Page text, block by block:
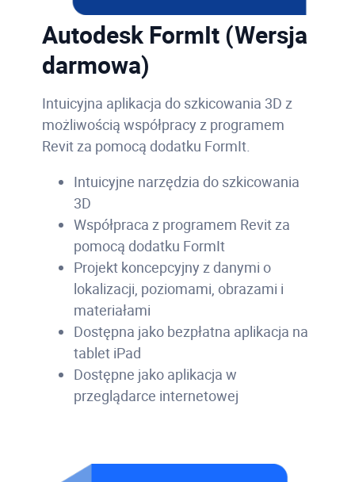
Autodesk FormIt (Wersja
darmowa)
Intuicyjna aplikacja do szkicowania 3D z
możliwością współpracy z programem
Revit za pomocą dodatku FormIt.
Intuicyjne narzędzia do szkicowania
3D
Współpraca z programem Revit za
pomocą dodatku FormIt
Projekt koncepcyjny z danymi o
lokalizacji, poziomami, obrazami i
materiałami
Dostępna jako bezpłatna aplikacja na
tablet iPad
Dostępne jako aplikacja w
przeglądarce internetowej